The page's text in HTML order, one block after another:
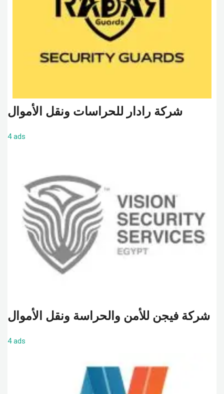
شركة رادار للحراسات ونقل الأموال
4 ads
شركة فيجن للأمن والحراسة ونقل الأموال
4 ads